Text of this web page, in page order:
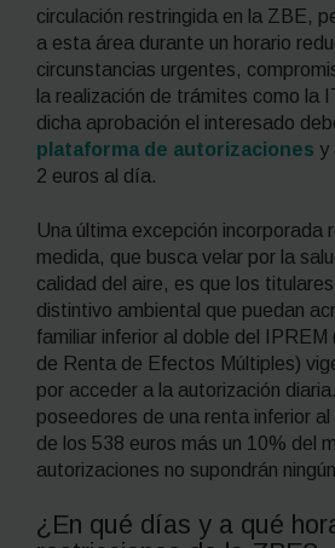
circulación restringida en la ZBE,
a esta área durante un horario
circunstancias urgentes,
la realización de trámites como la
dicha aprobación el interesado
plataforma de autorizaciones y
2 euros al día.
Una última excepción incorporada
medida, que busca velar por la
calidad del aire, es que los
distintivo ambiental que puedan
familiar inferior al doble del IPREM
de Renta de Efectos Múltiples)
por acceder a la autorización
poseedores de una renta inferior
de los 538 euros más un 10% del
autorizaciones no supondrán
¿En qué días y a qué